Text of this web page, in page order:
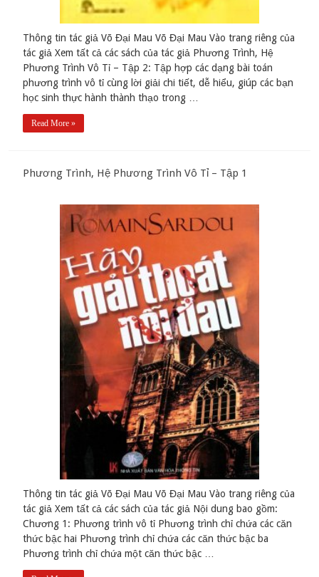
Thông tin tác giả Võ Đại Mau Võ Đại Mau Vào trang riêng của
tác giả Xem tất cả các sách của tác giả Phương Trình, Hệ
Phương Trình Vô Tỉ – Tập 2: Tập hợp các dạng bài toán
phương trình vô tỉ cùng lời giải chi tiết, dễ hiểu, giúp các bạn
học sinh thực hành thành thạo trong …
Read More »
Phương Trình, Hệ Phương Trình Vô Tỉ – Tập 1
Thông tin tác giả Võ Đại Mau Võ Đại Mau Vào trang riêng của
tác giả Xem tất cả các sách của tác giả Nội dung bao gồm:
Chương 1: Phương trình vô tỉ Phương trình chỉ chứa các căn
thức bậc hai Phương trình chỉ chứa các căn thức bậc ba
Phương trình chỉ chứa một căn thức bậc …